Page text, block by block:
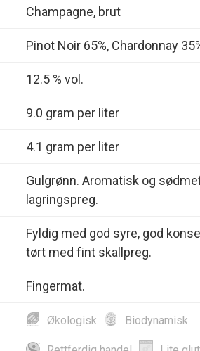
Champagne, brut
Pinot Noir 65%, Chardonnay
12.5 % vol.
9.0 gram per liter
4.1 gram per liter
Gulgrønn. Aromatisk og
lagringspreg.
Fyldig med god syre, god
tørt med fint skallpreg.
Fingermat.
Økologisk Biodynamisk